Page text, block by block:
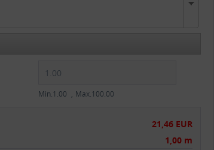
Min.1.00 Max.100.00
21,46 EUR
1,00 m